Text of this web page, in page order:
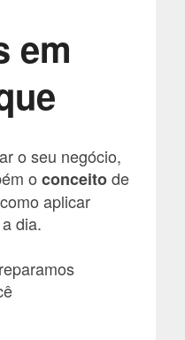
em
o seu negócio,
o conceitode
aplicar
dia.